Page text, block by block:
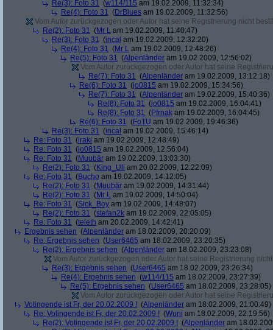
Re(3): Foto 31 (w114/115 am 19.02.2009, 11:32:34)
Re(4): Foto 31 (DrBlues am 19.02.2009, 11:32:56)
Vom Autor zurückgezogen oder Autor hat seine Registrierung nicht
Re(2): Foto 31 (Mr L am 19.02.2009, 11:40:47)
Re(3): Foto 31 (incal am 19.02.2009, 12:32:20)
Re(4): Foto 31 (Mr L am 19.02.2009, 12:48:26)
Re(5): Foto 31 (Alpenländer am 19.02.2009, 12:56:02)
Vom Autor zurückgezogen oder Autor hat seine
Re(7): Foto 31 (Alpenländer am 19.02.2009, 13:12:18)
Re(6): Foto 31 (jo0815 am 19.02.2009, 15:34:56)
Re(7): Foto 31 (Alpenländer am 19.02.2009, 15:40:36)
Re(8): Foto 31 (jo0815 am 19.02.2009, 16:04:41)
Re(8): Foto 31 (Pfrnak am 19.02.2009, 16:04:45)
Re(6): Foto 31 (FoTU am 19.02.2009, 19:46:36)
Re(3): Foto 31 (incal am 19.02.2009, 15:46:14)
Re: Foto 31 (iraki am 19.02.2009, 12:48:49)
Re: Foto 31 (jo0815 am 19.02.2009, 12:56:04)
Re: Foto 31 (Muubär am 19.02.2009, 13:03:30)
Re(2): Foto 31 (King_Uli am 20.02.2009, 12:22:09)
Re: Foto 31 (Bucho am 19.02.2009, 14:12:05)
Re(2): Foto 31 (Muubär am 19.02.2009, 14:31:44)
Re(2): Foto 31 (Mr L am 19.02.2009, 14:50:04)
Re: Foto 31 (Sick_Boy am 19.02.2009, 14:48:07)
Re(2): Foto 31 (stefan2k am 19.02.2009, 22:05:05)
Re: Foto 31 (teleth am 20.02.2009, 14:42:41)
Ergebnis sehen (Alpenländer am 18.02.2009, 20:20:09)
Re: Ergebnis sehen (User6465 am 18.02.2009, 23:20:35)
Re(2): Ergebnis sehen (Alpenländer am 18.02.2009, 23:23:08)
Vom Autor zurückgezogen oder Autor hat seine Registrierung
Re(3): Ergebnis sehen (User6465 am 18.02.2009, 23:26:34)
Re(4): Ergebnis sehen (w114/115 am 18.02.2009, 23:27:39)
Re(5): Ergebnis sehen (User6465 am 18.02.2009, 23:28:05)
Vom Autor zurückgezogen oder Autor hat seine
Votingende ist Fr, der 20.02.2009 ! (Alpenländer am 18.02.2009, 21:00:49)
Re: Votingende ist Fr, der 20.02.2009 ! (Wuni am 18.02.2009, 22:19:56)
Re(2): Votingende ist Fr, der 20.02.2009 ! (Alpenländer am